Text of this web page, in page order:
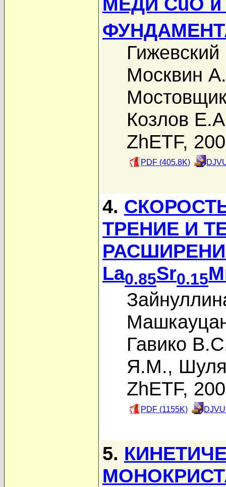
Москвин
Козлов
ZhETF,
PDF (405.8K)
4.
ТРЕНИЕ И
La0.85Sr0.15
Гавико
Я.М.,
ZhETF,
PDF (1155K)
5.